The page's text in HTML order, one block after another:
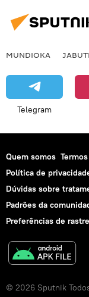
MUNDIOKA
Telegram
Quem somos
Política de
Dúvidas sobre
Padrões da
Preferências de
© 2026 Sputnik